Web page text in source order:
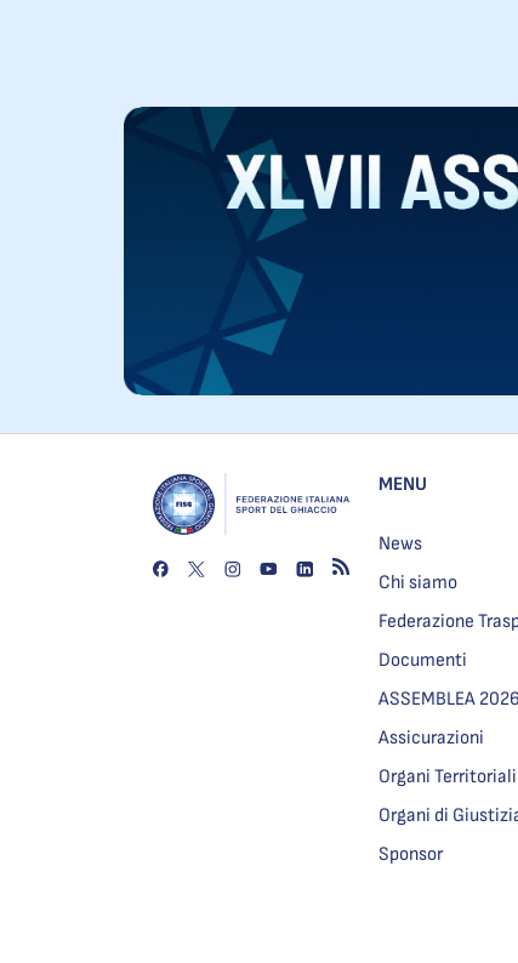
MENU
News
Chi siamo
Federazione
Documenti
ASSEMBLEA 2026
Assicurazioni
Organi Territoriali
Organi di
Sponsor